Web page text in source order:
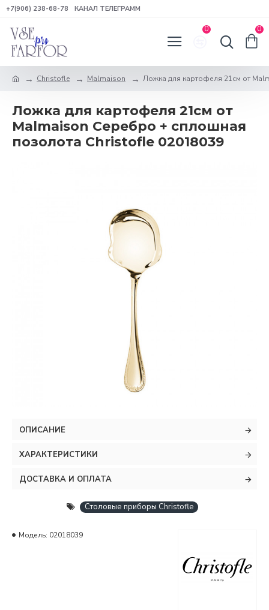
+7(906) 238-68-78 КАНАЛ ТЕЛЕГРАММ
0 0
Christofle Malmaison Ложка для картофеля 21см от
Ложка для картофеля 21см от
Malmaison Серебро + сплошная
позолота Christofle 02018039
ОПИСАНИЕ
ХАРАКТЕРИСТИКИ
ДОСТАВКА И ОПЛАТА
Столовые приборы Christofle
Модель: 02018039